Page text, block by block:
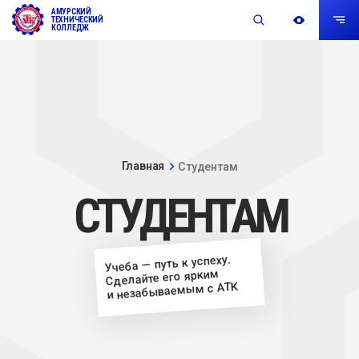
АМУРСКИЙ
ТЕХНИЧЕСКИЙ
КОЛЛЕДЖ
СТУДЕНТАМ
Учеба — путь к успеху.
Сделайте его ярким
и незабываемым с АТК